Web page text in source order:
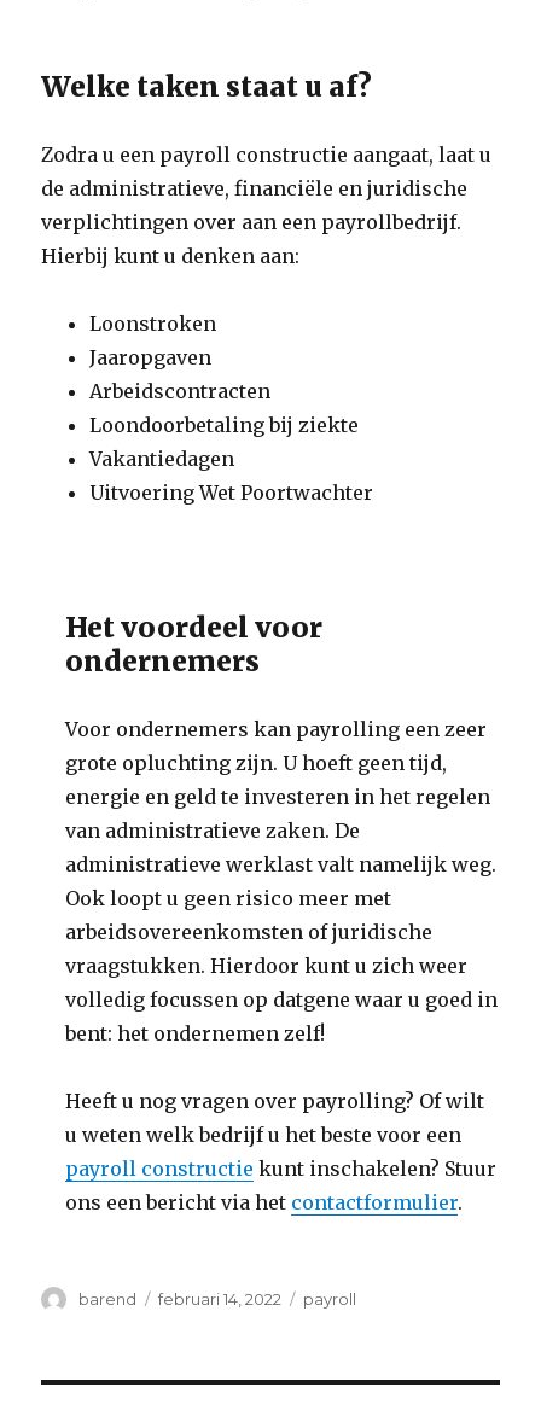
Welke taken staat u af?
Zodra u een payroll constructie aangaat, laat u
de administratieve, financiële en juridische
verplichtingen over aan een payrollbedrijf.
Hierbij kunt u denken aan:
Loonstroken
Jaaropgaven
Arbeidscontracten
Loondoorbetaling bij ziekte
Vakantiedagen
Uitvoering Wet Poortwachter
Het voordeel voor
ondernemers
Voor ondernemers kan payrolling een zeer
grote opluchting zijn. U hoeft geen tijd,
energie en geld te investeren in het regelen
van administratieve zaken. De
administratieve werklast valt namelijk weg.
Ook loopt u geen risico meer met
arbeidsovereenkomsten of juridische
vraagstukken. Hierdoor kunt u zich weer
volledig focussen op datgene waar u goed in
bent: het ondernemen zelf!
Heeft u nog vragen over payrolling? Of wilt
u weten welk bedrijf u het beste voor een
payroll constructie kunt inschakelen? Stuur
ons een bericht via het contactformulier.
Auteur
barend
Geplaatst
februari 14, 2022 Categorieën
payroll